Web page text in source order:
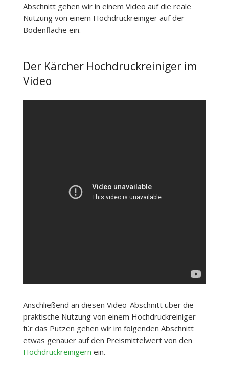
Abschnitt gehen wir in einem Video auf die reale
Nutzung von einem Hochdruckreiniger auf der
Bodenfläche ein.
Der Kärcher Hochdruckreiniger im
Video
Anschließend an diesen Video-Abschnitt über die
praktische Nutzung von einem Hochdruckreiniger
für das Putzen gehen wir im folgenden Abschnitt
etwas genauer auf den Preismittelwert von den
Hochdruckreinigern ein.